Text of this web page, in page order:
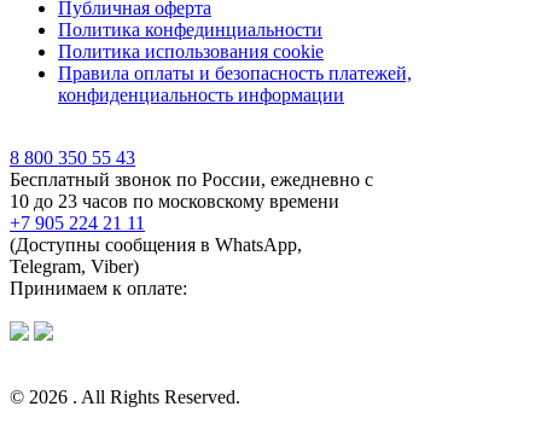
Публичная оферта
Политика конфединциальности
Политика использования cookie
Правила оплаты и безопасность платежей,
конфиденциальность информации
8 800 350 55 43
Бесплатный звонок по России, ежедневно с
10 до 23 часов по московскому времени
+7 905 224 21 11
(Доступны сообщения в WhatsApp,
Telegram, Viber)
Принимаем к оплате:
© 2026 . All Rights Reserved.